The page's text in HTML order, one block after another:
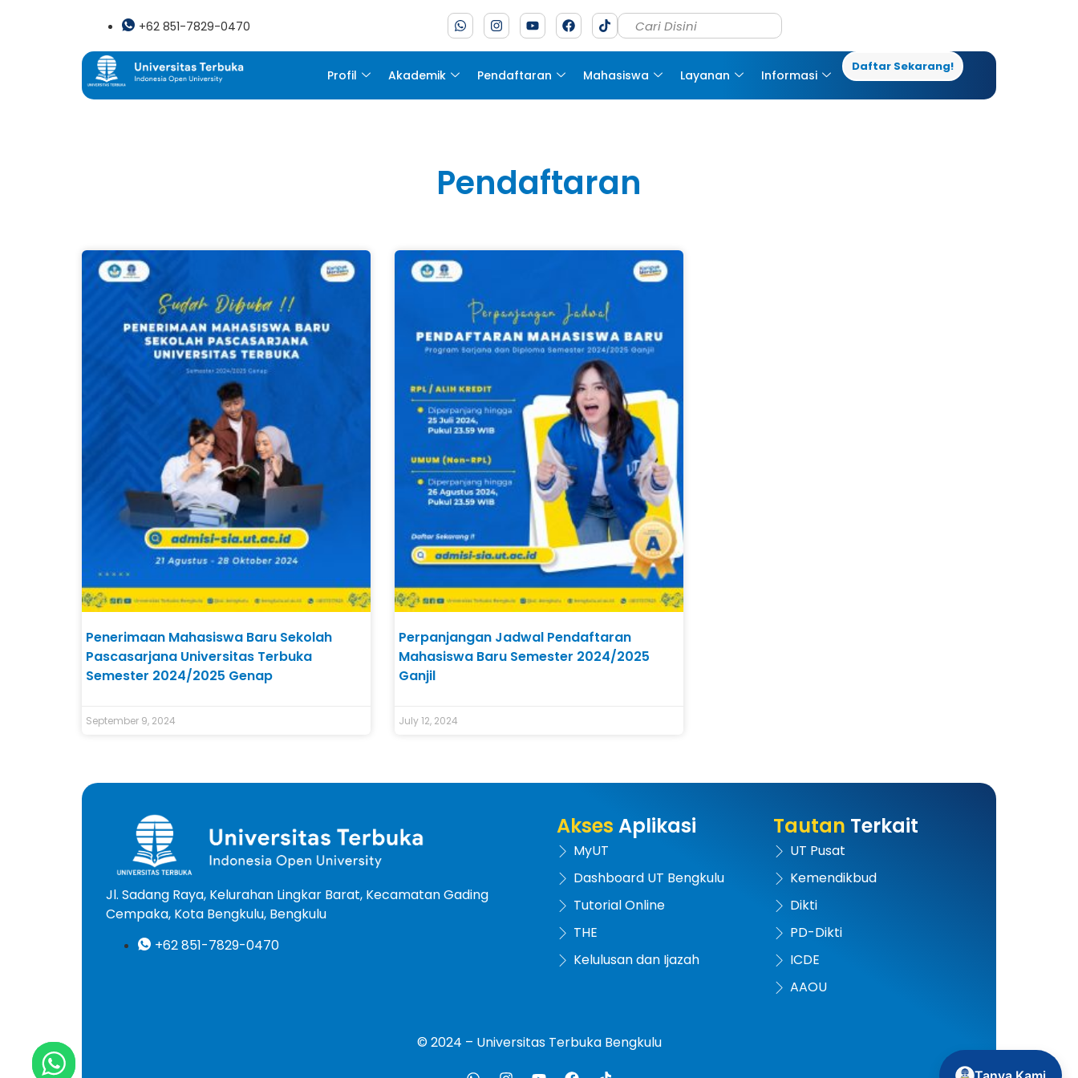
+62 851-7829-0470
Profil Akademik Pendaftaran Mahasiswa Layanan Informasi
Daftar Sekarang!
Pendaftaran
Penerimaan Mahasiswa Baru Sekolah
Pascasarjana Universitas Terbuka
Semester 2024/2025 Genap
September 9, 2024
Perpanjangan Jadwal Pendaftaran
Mahasiswa Baru Semester 2024/2025
Ganjil
July 12, 2024
Jl. Sadang Raya, Kelurahan Lingkar Barat, Kecamatan Gading
Cempaka, Kota Bengkulu, Bengkulu
+62 851-7829-0470
Akses Aplikasi
MyUT
Dashboard UT Bengkulu
Tutorial Online
THE
Kelulusan dan Ijazah
Tautan Terkait
UT Pusat
Kemendikbud
Dikti
PD-Dikti
ICDE
AAOU
© 2024 – Universitas Terbuka Bengkulu